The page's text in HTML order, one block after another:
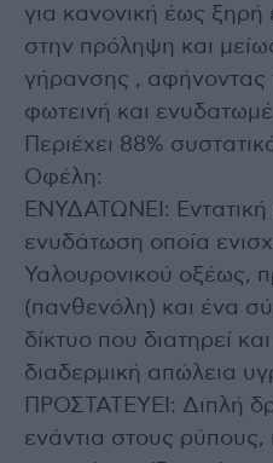
για κανονική έως ξηρή
στην πρόληψη και
γήρανσης , αφήνοντας
φωτεινή και
Περιέχει 88%
Οφέλη:
ΕΝΥΔΑΤΩΝΕΙ: Εντατική
ενυδάτωση οποία
Υαλουρονικού οξέως,
(πανθενόλη) και ένα
δίκτυο που διατηρεί
διαδερμική απώλεια
ΠΡΟΣΤΑΤΕΥΕΙ: Διπλή
ενάντια στους ρύπους,